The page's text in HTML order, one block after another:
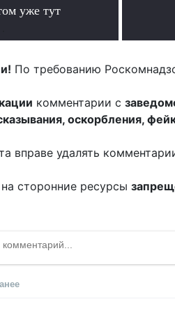
уже тут
По требованию
комментарии с
оскорбления,
вправе удалять
сторонние ресурсы